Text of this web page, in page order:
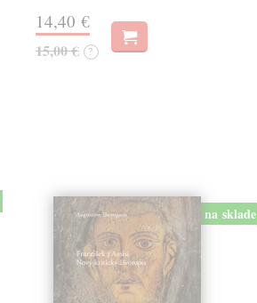
14,40 €
15,00 € ?
na sklade